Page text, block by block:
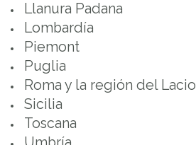
Llanura Padana
Lombardía
Piemont
Puglia
Roma y la región del Lacio
Sicilia
Toscana